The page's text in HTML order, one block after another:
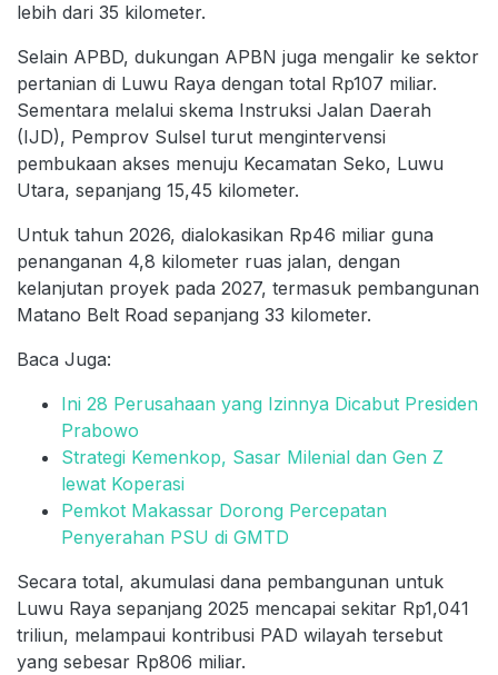
lebih dari 35 kilometer.
Selain APBD, dukungan APBN juga mengalir ke sektor
pertanian di Luwu Raya dengan total Rp107 miliar.
Sementara melalui skema Instruksi Jalan Daerah
(IJD), Pemprov Sulsel turut mengintervensi
pembukaan akses menuju Kecamatan Seko, Luwu
Utara, sepanjang 15,45 kilometer.
Untuk tahun 2026, dialokasikan Rp46 miliar guna
penanganan 4,8 kilometer ruas jalan, dengan
kelanjutan proyek pada 2027, termasuk pembangunan
Matano Belt Road sepanjang 33 kilometer.
Baca Juga:
Ini 28 Perusahaan yang Izinnya Dicabut Presiden
Prabowo
Strategi Kemenkop, Sasar Milenial dan Gen Z
lewat Koperasi
Pemkot Makassar Dorong Percepatan
Penyerahan PSU di GMTD
Secara total, akumulasi dana pembangunan untuk
Luwu Raya sepanjang 2025 mencapai sekitar Rp1,041
triliun, melampaui kontribusi PAD wilayah tersebut
yang sebesar Rp806 miliar.